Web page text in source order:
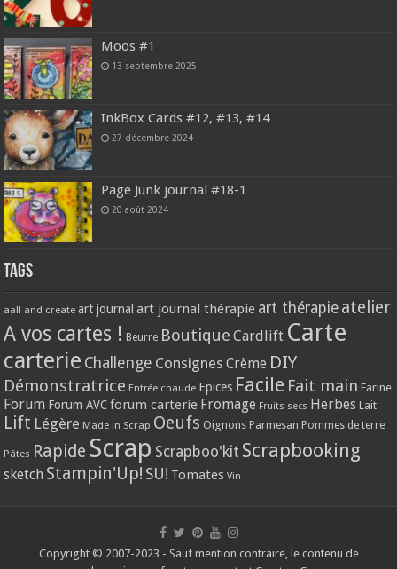
Moos #1
13 septembre 2025
InkBox Cards #12, #13, #14
27 décembre 2024
Page Junk journal #18-1
20 août 2024
Tags
aall and create art journal art journal thérapie art thérapie atelier
A vos cartes ! Beurre Boutique Cardlift Carte
carterie Challenge Consignes Crème DIY
Démonstratrice Entrée chaude Epices Facile Fait main Farine
Forum Forum AVC forum carterie Fromage Fruits secs Herbes Lait
Lift Légère Made in Scrap Oeufs Oignons Parmesan Pommes de terre
Pâtes Rapide Scrap Scrapboo'kit Scrapbooking
sketch Stampin'Up! SU! Tomates Vin
Copyright © 2007-2023 - Sauf mention contraire, le contenu de